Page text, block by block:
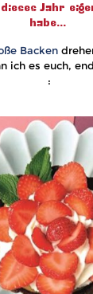
Jahr
habe…
Backen
ich es euch,
: